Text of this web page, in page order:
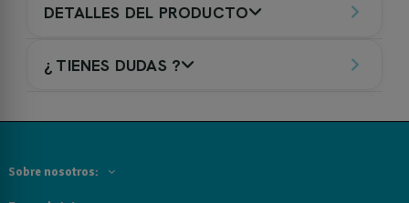
DETALLES DEL PRODUCTO
¿ TIENES DUDAS ?
Sobre nosotros: